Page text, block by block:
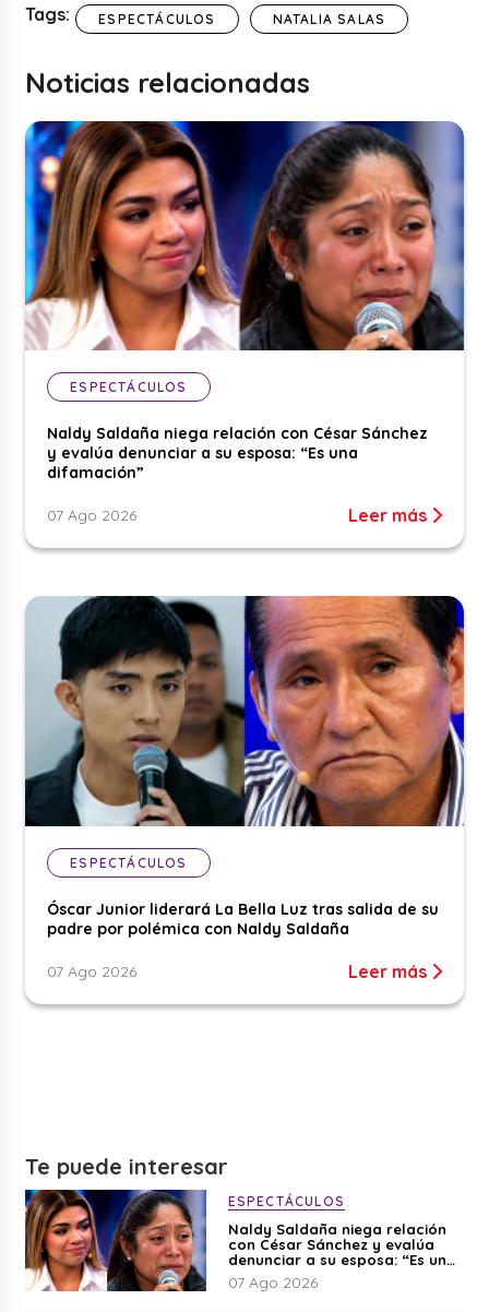
Tags: ESPECTÁCULOS NATALIA SALAS
Noticias relacionadas
ESPECTÁCULOS
Naldy Saldaña niega relación con César Sánchez
y evalúa denunciar a su esposa: “Es una
difamación”
07 Ago 2026 Leer más
ESPECTÁCULOS
Óscar Junior liderará La Bella Luz tras salida de su
padre por polémica con Naldy Saldaña
07 Ago 2026 Leer más
Te puede interesar
ESPECTÁCULOS
Naldy Saldaña niega relación
con César Sánchez y evalúa
denunciar a su esposa: “Es una
difamación”
07 Ago 2026